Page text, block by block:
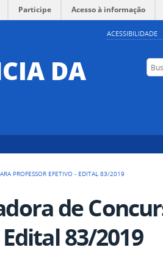
ACESSIBILIDADE
Participe Acesso à informação
DA
PROFESSOR EFETIVO - EDITAL 83/2019
de
83/2019